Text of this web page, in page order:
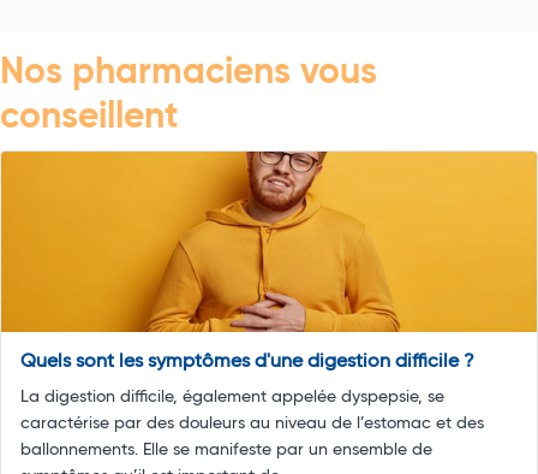
Nos pharmaciens vous
conseillent
Quels sont les symptômes d'une digestion difficile ?
La digestion difficile, également appelée dyspepsie, se
caractérise par des douleurs au niveau de l’estomac et des
ballonnements. Elle se manifeste par un ensemble de